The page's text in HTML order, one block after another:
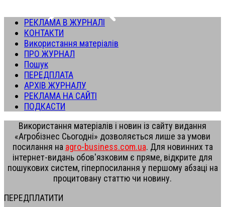
РЕКЛАМА В ЖУРНАЛІ
КОНТАКТИ
Використання матеріалів
ПРО ЖУРНАЛ
Пошук
ПЕРЕДПЛАТА
АРХІВ ЖУРНАЛУ
РЕКЛАМА НА САЙТІ
ПОДКАСТИ
Використання матеріалів і новин із сайту видання
«Агробізнес Сьогодні» дозволяється лише за умови
посилання на agro-business.com.ua. Для новинних та
інтернет-видань обов'язковим є пряме, відкрите для
пошукових систем, гіперпосилання у першому абзаці на
процитовану статтю чи новину.
ПЕРЕДПЛАТИТИ